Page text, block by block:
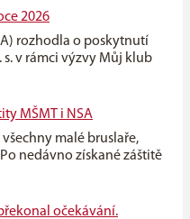
2026
rozhodla o poskytnutí
s. v rámci výzvy Můj klub
MŠMT i NSA
malé bruslaře,
nedávno získané záštitě
očekávání.